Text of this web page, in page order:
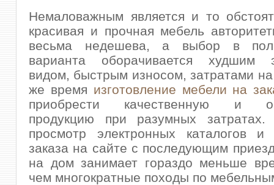
Немаловажным является и то
красивая и прочная мебель
весьма недешева, а выбор в
варианта оборачивается худшим
видом, быстрым износом, затратами
же время изготовление мебели на
приобрести качественную и
продукцию при разумных
просмотр электронных каталогов
заказа на сайте с последующим
на дом занимает гораздо меньше
чем многократные походы по